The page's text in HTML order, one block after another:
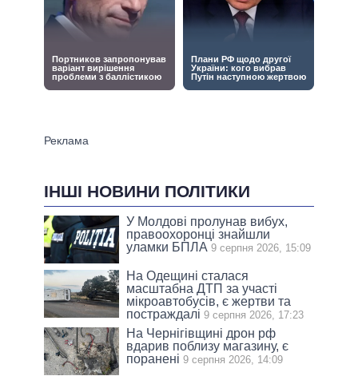
ІНШІ НОВИНИ ПОЛІТИКИ
У Молдові пролунав вибух,
правоохоронці знайшли
уламки БПЛА 9 серпня 2026, 15:09
На Одещині сталася
масштабна ДТП за участі
мікроавтобусів, є жертви та
постраждалі 9 серпня 2026, 17:23
На Чернігівщині дрон рф
вдарив поблизу магазину, є
поранені 9 серпня 2026, 14:09